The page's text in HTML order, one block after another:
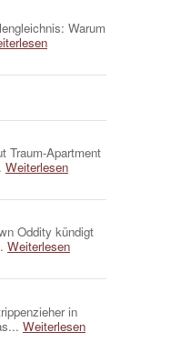
Warum
Traum-Apartment
Weiterlesen
Oddity kündigt
Weiterlesen
in
Weiterlesen